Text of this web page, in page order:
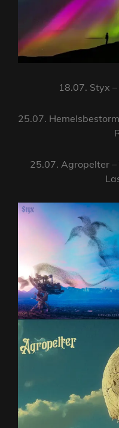
18.07. Styx
25.07.
25.07. Agropelter –